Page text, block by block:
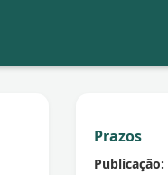
Prazos
Publicação: